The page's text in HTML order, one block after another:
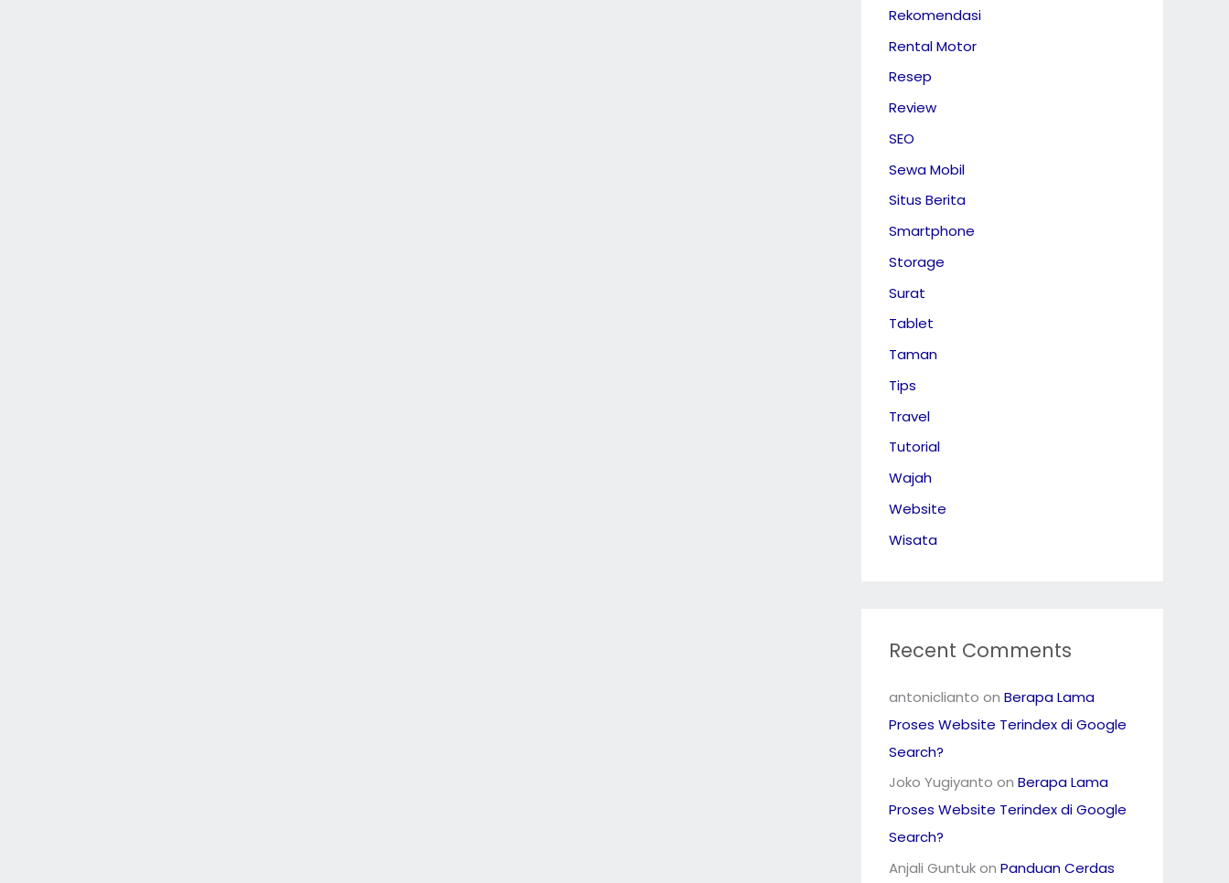
Rekomendasi
Rental Motor
Resep
Review
SEO
Sewa Mobil
Situs Berita
Smartphone
Storage
Surat
Tablet
Taman
Tips
Travel
Tutorial
Wajah
Website
Wisata
Recent Comments
antoniclianto on Berapa Lama
Proses Website Terindex di Google
Search?
Joko Yugiyanto on Berapa Lama
Proses Website Terindex di Google
Search?
Anjali Guntukon Panduan Cerdas